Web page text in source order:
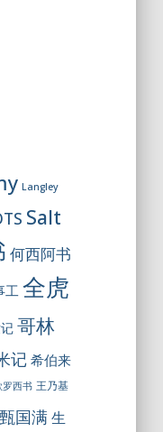
Langley
Salt
何西阿书
工 全虎
哥林
记 希伯来
罗西书 王乃基
甄国满 生